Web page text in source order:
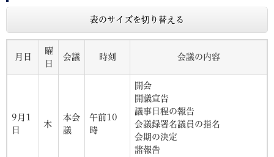
表のサイズを切り替える
月日
曜
日
会議 時刻 会議の内容
9月1
日
木
本会
議
午前10
時
開会
開議宣告
議事日程の報告
会議録署名議員の指名
会期の決定
諸報告